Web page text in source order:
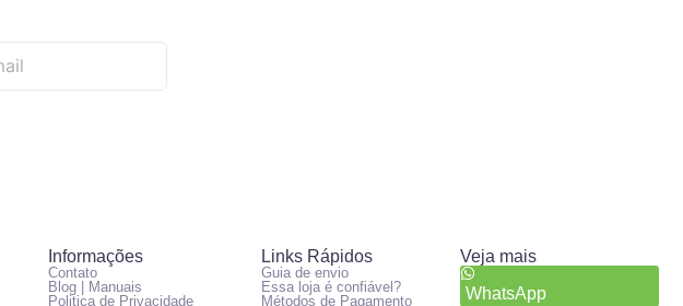
Informações
Contato
Blog | Manuais
Politica de Privacidade
Links Rápidos
Guia de envio
Essa loja é confiável?
Métodos de Pagamento
Veja mais
WhatsApp